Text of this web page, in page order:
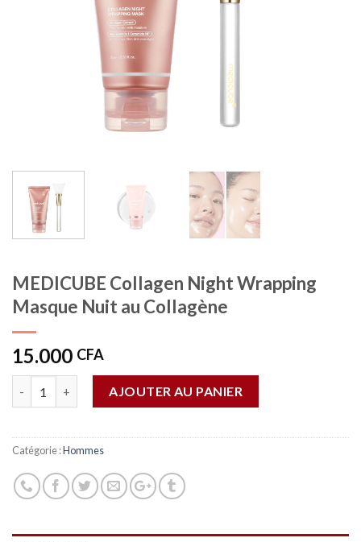
MEDICUBE Collagen Night Wrapping
Masque Nuit au Collagène
15.000 CFA
AJOUTER AU PANIER
Catégorie :Hommes